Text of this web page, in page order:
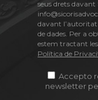
seus drets davant
davant
de dades. Per a
estem tractant les
Política de
Accepto
newsletter